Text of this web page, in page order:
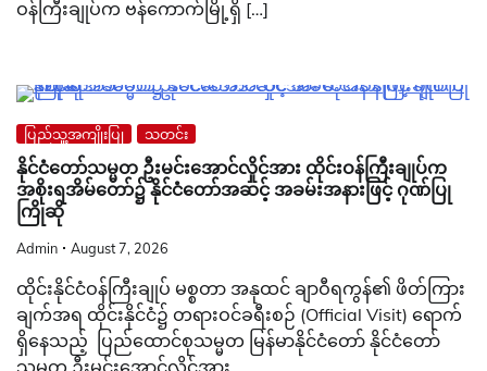
ဝန်ကြီးချုပ်က ဗန်ကောက်မြို့ရှိ […]
ပြည်သူ့အကျိုးပြု သတင်း
နိုင်ငံတော်သမ္မတ ဦးမင်းအောင်လှိုင်အား ထိုင်းဝန်ကြီးချုပ်က
အစိုးရအိမ်တော်၌ နိုင်ငံတော်အဆင့် အခမ်းအနားဖြင့် ဂုဏ်ပြု
ကြိုဆို
Admin August 7, 2026
ထိုင်းနိုင်ငံဝန်ကြီးချုပ် မစ္စတာ အနုထင် ချာဝီရကွန်၏ ဖိတ်ကြား
ချက်အရ ထိုင်းနိုင်ငံ၌ တရားဝင်ခရီးစဉ် (Official Visit) ရောက်
ရှိနေသည့် ပြည်ထောင်စုသမ္မတ မြန်မာနိုင်ငံတော် နိုင်ငံတော်
သမ္မတ ဦးမင်းအောင်လှိုင်အား